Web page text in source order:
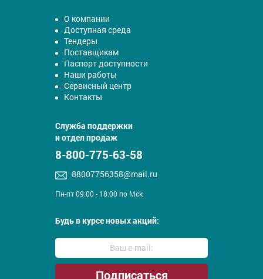
О компании
Доступная среда
Тендеры
Поставщикам
Паспорт доступности
Наши работы
Сервисный центр
Контакты
Служба поддержки
и отдел продаж
8-800-775-63-58
88007756358@mail.ru
Пн-пт 09:00 - 18:00 по Мск
Будь в курсе новых акций: